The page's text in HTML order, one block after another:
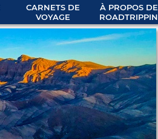
CARNETS DE
VOYAGE
À PROPOS DE
ROADTRIPPIN